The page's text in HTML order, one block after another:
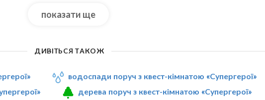
показати ще
ДИВІТЬСЯ ТАКОЖ
водоспади поруч з квест-кімнатою «Супергерої»
дерева поруч з квест-кімнатою «Супергерої»